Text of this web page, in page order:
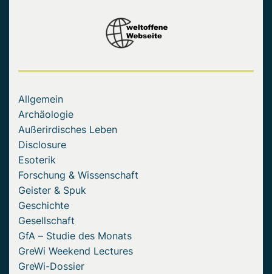
Allgemein
Archäologie
Außerirdisches Leben
Disclosure
Esoterik
Forschung & Wissenschaft
Geister & Spuk
Geschichte
Gesellschaft
GfA – Studie des Monats
GreWi Weekend Lectures
GreWi-Dossier